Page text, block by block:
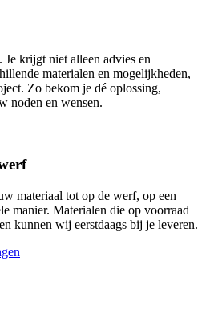
krijgt niet alleen advies en
materialen en mogelijkheden,
Zo bekom je dé oplossing,
noden en wensen.
materiaal tot op de werf, op een
manier. Materialen die op voorraad
kunnen wij eerstdaags bij je leveren.